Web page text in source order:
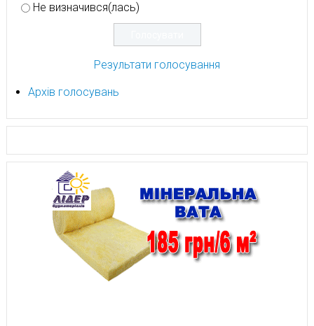
Не визначився(лась)
Результати голосування
Архів голосувань